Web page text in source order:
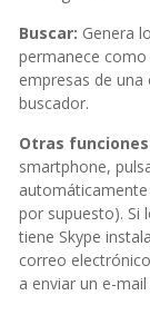
Buscar: Genera
permanece
empresas de una
buscador.
Otras
smartphone,
por supuesto). Si
tiene Skype
correo
a enviar un e-